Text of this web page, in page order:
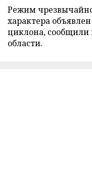
Режим
характера
циклона, сообщили
области.